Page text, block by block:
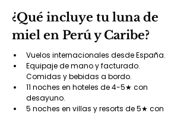
¿Qué incluye tu luna de
miel en Perú y Caribe?
Vuelos internacionales desde España.
Equipaje de mano y facturado.
Comidas y bebidas a bordo.
11 noches en hoteles de 4-5★ con
desayuno.
5 noches en villas y resorts de 5★ con